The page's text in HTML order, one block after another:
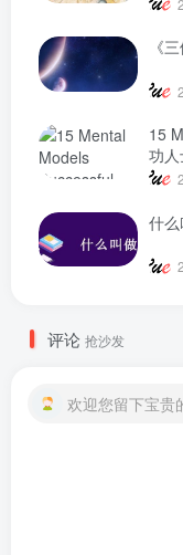
《
15
功
什
评论 抢沙发
欢迎您留下宝贵